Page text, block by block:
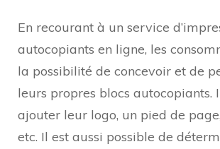
En recourant à un service
autocopiants en ligne, les
la possibilité de concevoir et de
leurs propres blocs autocopiants.
ajouter leur logo, un pied de
etc. Il est aussi possible de